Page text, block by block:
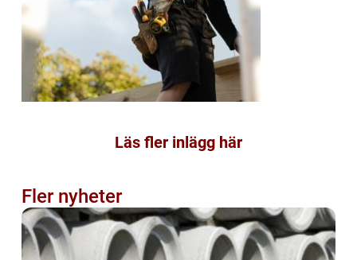
Läs fler inlägg här
Fler nyheter